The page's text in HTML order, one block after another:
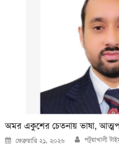
অমর একুশের চেতনায় ভাষা,
Posted
on
ফেব্রুয়ারি ২১, ২০২৬ Author
পটুয়াখালী